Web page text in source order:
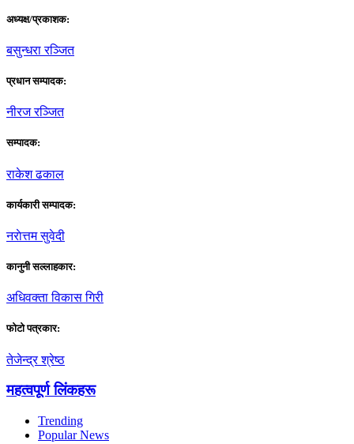
अध्यक्ष/प्रकाशक:
बसुन्धरा रञ्जित
प्रधान सम्पादक:
नीरज रञ्जित
सम्पादक:
राकेश ढकाल
कार्यकारी सम्पादक:
नराेत्तम सुवेदी
कानुनी सल्लाहकार:
अधिवक्ता विकास गिरी
फाेटाे पत्रकार:
तेजेन्द्र श्रेष्ठ
महत्वपूर्ण लिंकहरू
Trending
Popular News